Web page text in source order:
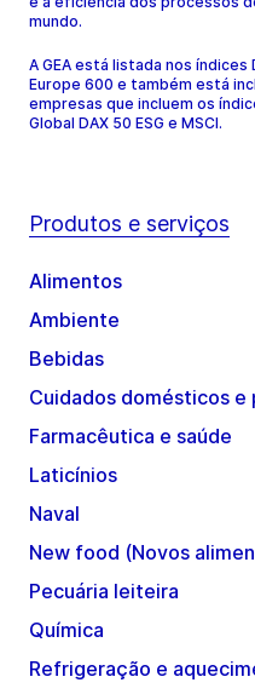
mundo.
A GEA está listada nos índices
Europe 600 e também está
empresas que incluem os
Global DAX 50 ESG e MSCI.
Produtos e serviços
Alimentos
Ambiente
Bebidas
Cuidados domésticos e
Farmacêutica e saúde
Laticínios
Naval
New food (Novos
Pecuária leiteira
Química
Refrigeração e